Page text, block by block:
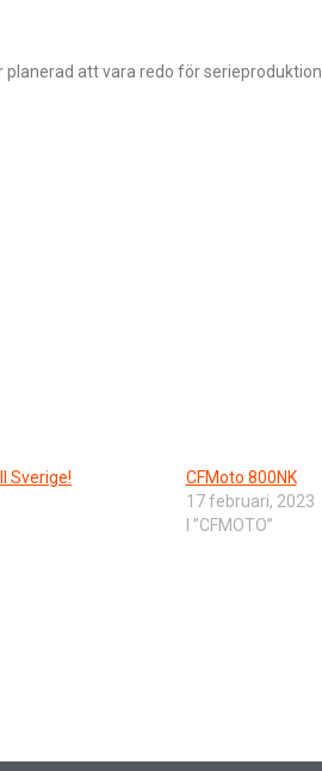
att vara redo för serieproduktion.
Sverige!
CFMoto 800NK
17 februari, 2023
I ”CFMOTO”